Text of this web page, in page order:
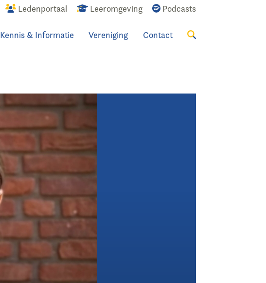
Ledenportaal Leeromgeving Podcasts
Kennis & Informatie Vereniging Contact